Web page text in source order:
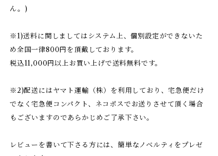
ん。)
※1)送料に関しましてはシステム上、個別設定ができないた
め全国一律800円を頂戴しております。
税込11,000円以上お買い上げで送料無料です。
※2)配送にはヤマト運輸（株）を利用しており、宅急便だけ
でなく宅急便コンパクト、ネコポスでお送りさせて頂く場合
もございますのであらかじめご了承下さい。
レビューを書いて下さる方には、簡単なノベルティをプレゼ